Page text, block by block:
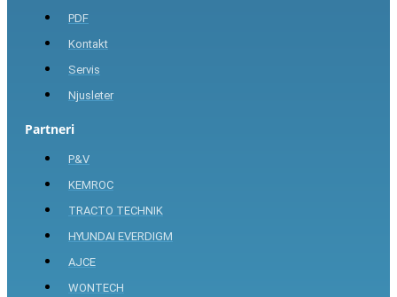
PDF
Kontakt
Servis
Njusleter
Partneri
P&V
KEMROC
TRACTO TECHNIK
HYUNDAI EVERDIGM
AJCE
WONTECH